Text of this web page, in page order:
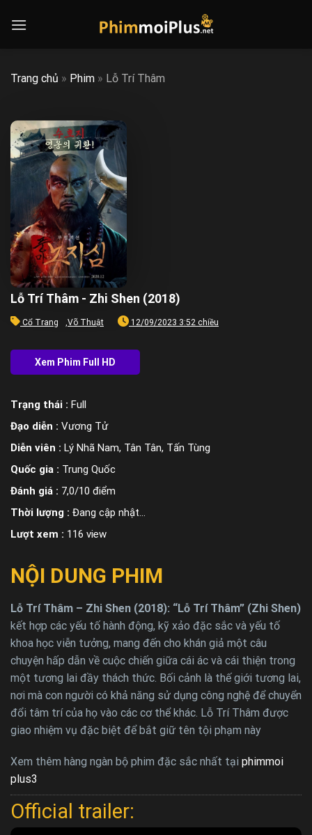
Trang chủ » Phim » Lỗ Trí Thâm
Lỗ Trí Thâm - Zhi Shen (2018)
Cổ Trang ,Võ Thuật 12/09/2023 3:52 chiều
Trạng thái : Full
Đạo diễn : Vương Tử
Diễn viên : Lý Nhã Nam, Tân Tân, Tấn Tùng
Quốc gia : Trung Quốc
Đánh giá : 7,0/10 điểm
Thời lượng : Đang cập nhật…
Lượt xem : 116 view
NỘI DUNG PHIM
Lỗ Trí Thâm – Zhi Shen (2018): “Lỗ Trí Thâm” (Zhi Shen)
kết hợp các yếu tố hành động, kỹ xảo đặc sắc và yếu tố
khoa học viễn tưởng, mang đến cho khán giả một câu
chuyện hấp dẫn về cuộc chiến giữa cái ác và cái thiện trong
một tương lai đầy thách thức. Bối cảnh là thế giới tương lai,
nơi mà con người có khả năng sử dụng công nghệ để chuyển
đổi tâm trí của họ vào các cơ thể khác. Lỗ Trí Thâm được
giao nhiệm vụ đặc biệt để bắt giữ tên tội phạm này
Xem thêm hàng ngàn bộ phim đặc sắc nhất tại phimmoi
plus3
Official trailer: